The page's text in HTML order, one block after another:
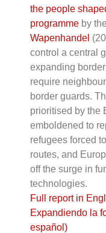
the people
programme by the
Wapenhandel
control a central
expanding
require
border guards.
prioritised by the
emboldened to
refugees forced
routes, and
off the surge in
technologies.
Full report in
Expandiendo la
español)